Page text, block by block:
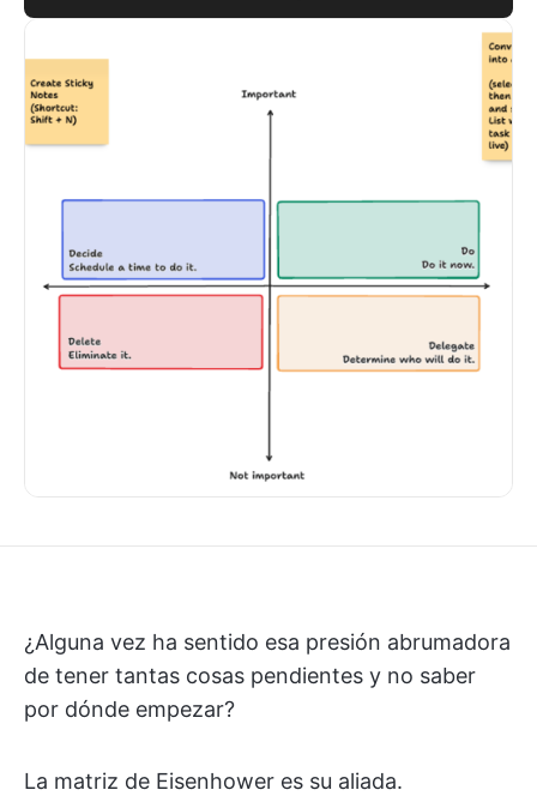
¿Alguna vez ha sentido esa presión abrumadora
de tener tantas cosas pendientes y no saber
por dónde empezar?
La matriz de Eisenhower es su aliada.